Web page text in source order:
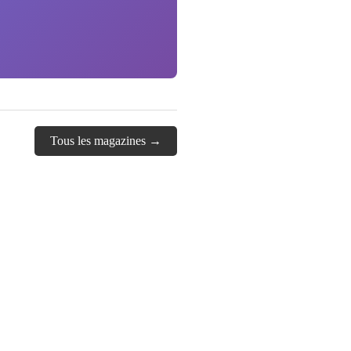
Tous les magazines →